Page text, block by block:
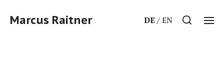
Marcus Raitner DE EN